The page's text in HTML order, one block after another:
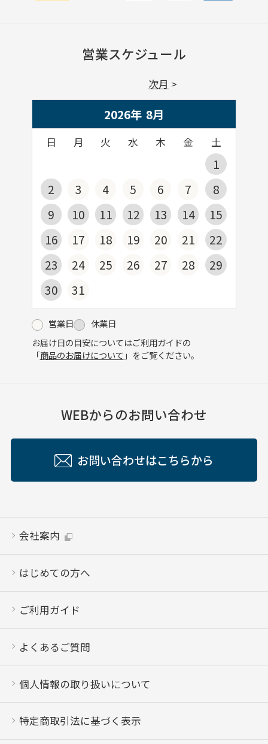
営業スケジュール
2026年 8月
日 月 火 水 木 金 土
1
2
3 4 5 6 7
8
9
10 11 12 13 14
15
16
17 18 19 20 21
22
23
24 25 26 27 28
29
30
31
次月
営業日
休業日
お届け日の目安についてはご利用ガイドの
「商品のお届けについて 」をご覧ください。
WEBからのお問い合わせ
お問い合わせはこちらから
会社案内
はじめての方へ
ご利用ガイド
よくあるご質問
個人情報の取り扱いについて
特定商取引法に基づく表示